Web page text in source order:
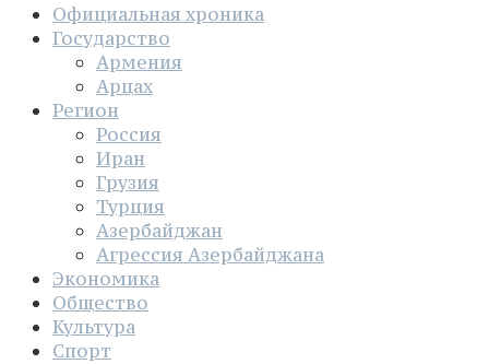
Официальная хроника
Государство
Армения
Арцах
Регион
Россия
Иран
Грузия
Турция
Азербайджан
Агрессия Азербайджана
Экономика
Общество
Культура
Спорт